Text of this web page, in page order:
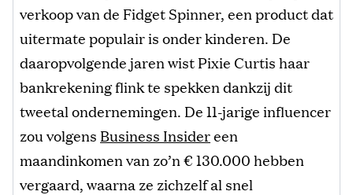
verkoop van de Fidget Spinner, een product dat
uitermate populair is onder kinderen. De
daaropvolgende jaren wist Pixie Curtis haar
bankrekening flink te spekken dankzij dit
tweetal ondernemingen. De 11-jarige influencer
zou volgens Business Insidereen
maandinkomen van zo’n € 130.000 hebben
vergaard, waarna ze zichzelf al snel